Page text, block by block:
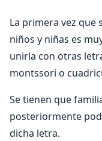
La primera vez que
niños y niñas es
unirla con otras
montssori o
Se tienen que
posteriormente
dicha letra.